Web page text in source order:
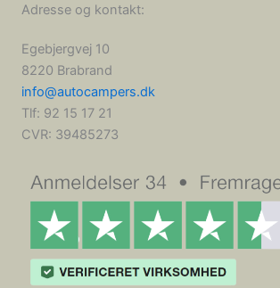
Adresse og kontakt:
Egebjergvej 10
8220 Brabrand
info@autocampers.dk
Tlf: 92 15 17 21
CVR: 39485273